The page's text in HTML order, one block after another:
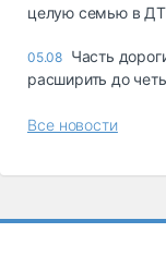
целую семью в
05.08 Часть
расширить до
Все новости